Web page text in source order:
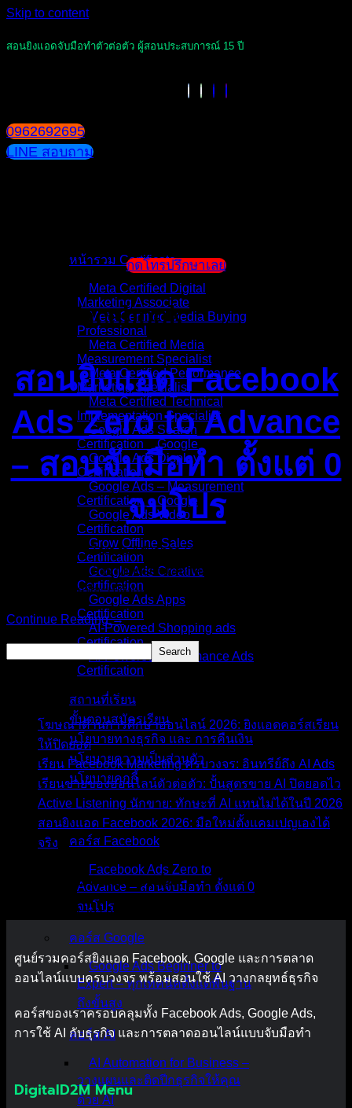
Skip to content
สอนยิงแอดจับมือทำตัวต่อตัว ผู้สอนประสบการณ์ 15 ปี
0962692695
LINE สอบถาม
หน้ารวม Certificate
Meta Certified Digital
Marketing Associate
Meta Certified Media Buying
Professional
Meta Certified Media
Measurement Specialist
Meta Certified Performance
Marketing Specialist
Meta Certified Technical
Implementation Specialist
Google Ads Search
Certification _ Google
Google Ads Display
Certification
Google Ads – Measurement
Certification _ Google
Google Ads Video
Certification
Grow Offline Sales
Certification
Google Ads Creative
Certification
Google Ads Apps
Certification
AI-Powered Shopping ads
Certification
AI-Powered Performance Ads
Certification
สถานที่เรียน
ขั้นตอนสมัครเรียน
นโยบายทางธุรกิจ และ การคืนเงิน
นโยบายความเป็นส่วนตัว
นโยบายคุกกี้
คอร์สทั้งหมด
คอร์ส Facebook
Facebook Ads Zero to
Advance – สอนจับมือทำ ตั้งแต่ 0
จนโปร
คอร์ส Google
Google Ads Beginner to
Expert – ทุกเทคนิคตั้งแต่พื้นฐาน
ถึงขั้นสูง
คอร์ส AI
AI Automation for Business –
วางแผนและติดปีกธุรกิจให้คุณ
ด้วย AI
กดโทรปรึกษาเลย
Facebook
สอนยิงแอด Facebook
Ads Zero to Advance
– สอนจับมือทำ ตั้งแต่ 0
จนโปร
Facebook Ads Zero to Advance (ฉบับปี 2026) สอนจับมือทำ
ตั้งแต่ 0 จนโปร ด้วย Mindset และกลยุทธ์ระดับเอเจนซี่ ยินดี
ต้อนรับสู่คอร์สที่จะเปลี่ยนคุณจาก “มือใหม่” ให้เป็น “มือโปร”
Continue Reading →
Search
Recent Posts
โฆษณาด้านการศึกษาออนไลน์ 2026: ยิงแอดคอร์สเรียน
ให้ปิดยอด
เรียน Facebook Marketing ครบวงจร: อินทรีย์ถึง AI Ads
เรียนขายของออนไลน์ตัวต่อตัว: ปั้นสูตรขาย AI ปิดยอดไว
Active Listening นักขาย: ทักษะที่ AI แทนไม่ได้ในปี 2026
สอนยิงแอด Facebook 2026: มือใหม่ตั้งแคมเปญเองได้
จริง
Recent Comments
No comments to show.
ศูนย์รวมคอร์สยิงแอด Facebook, Google และการตลาด
ออนไลน์แบบครบวงจร พร้อมสอนใช้ AI วางกลยุทธ์ธุรกิจ
คอร์สของเราครอบคลุมทั้ง Facebook Ads, Google Ads,
การใช้ AI กับธุรกิจ และการตลาดออนไลน์แบบจับมือทำ
DigitalD2M Menu